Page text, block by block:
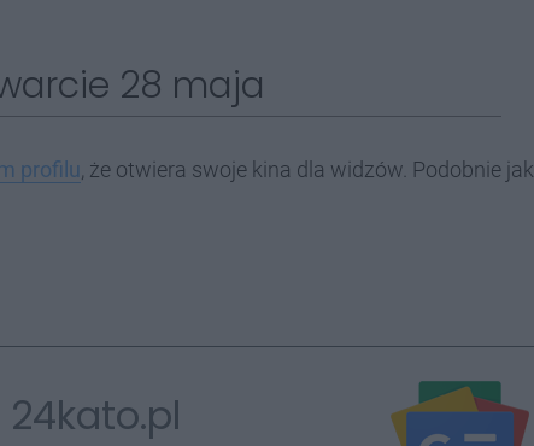
28 maja
profilu , że otwiera swoje kina dla widzów. Podobnie jak